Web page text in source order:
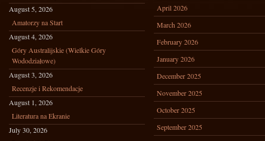
August 5, 2026
Amatorzy na Start
August 4, 2026
Góry Australijskie (Wielkie Góry
Wododziałowe)
August 3, 2026
Recenzje i Rekomendacje
August 1, 2026
Literatura na Ekranie
July 30, 2026
April 2026
March 2026
February 2026
January 2026
December 2025
November 2025
October 2025
September 2025